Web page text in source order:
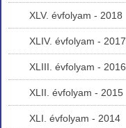
XLV. évfolyam - 2018
XLIV. évfolyam - 2017
XLIII. évfolyam - 2016
XLII. évfolyam - 2015
XLI. évfolyam - 2014